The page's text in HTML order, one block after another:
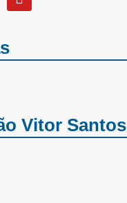
Vitor Santos